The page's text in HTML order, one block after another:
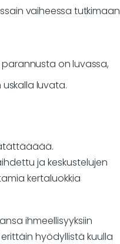
vaiheessa tutkimaan
on luvassa,
luvata.
ja keskustelujen
kertaluokkia
ihmeellisyyksiin
hyödyllistä kuulla